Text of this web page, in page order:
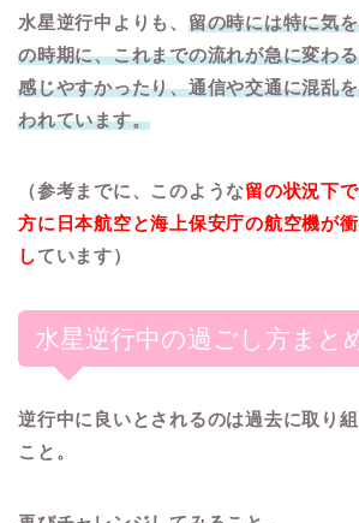
水星逆行中よりも、 留の時には特に気
の時期に、これまでの流れが急に変わ
感じやすかったり、通信や交通に混乱
われています。
（参考までに、このような留の状況下
方に日本航空と海上保安庁の航空機が
しています）
水星逆行中の過ごし方まと
逆行中に良いとされるのは過去に取り
こと。